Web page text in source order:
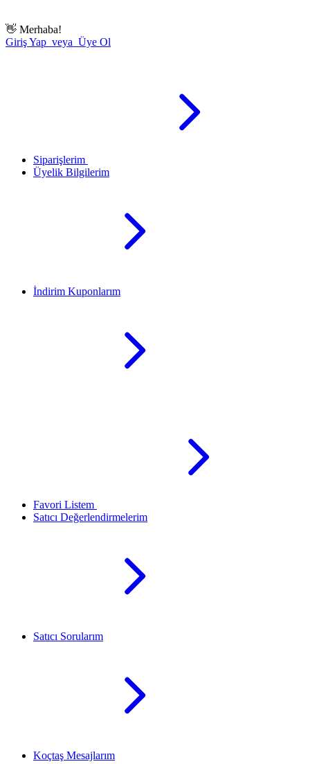
👋 Merhaba!
Giriş Yap veya Üye Ol
Siparişlerim
Üyelik Bilgilerim
İndirim Kuponlarım
Favori Listem
Satıcı Değerlendirmelerim
Satıcı Sorularım
Koçtaş Mesajlarım